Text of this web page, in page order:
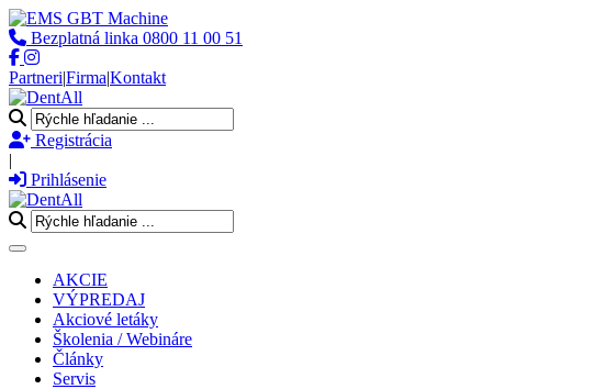
Bezplatná linka 0800 11 00 51
Partneri|Firma|Kontakt
Registrácia
|
Prihlásenie
Toggle navigation
AKCIE
VÝPREDAJ
Akciové letáky
Školenia / Webináre
Články
Servis